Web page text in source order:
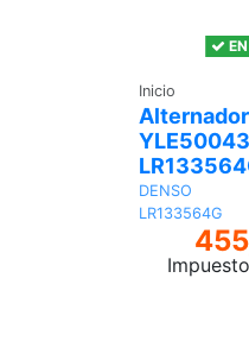
Inicio
DENSO
LR133564G